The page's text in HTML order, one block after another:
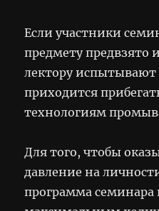
Если участники
предмету предвзято
лектору испытывают
приходится
технологиям
Для того, чтобы
давление на
программа семинара